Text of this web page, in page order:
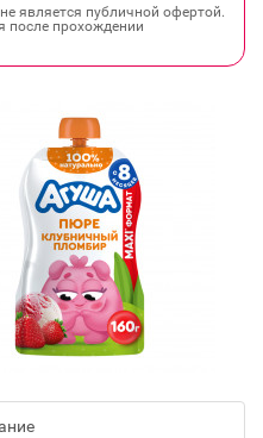
является публичной офертой.
после прохождении